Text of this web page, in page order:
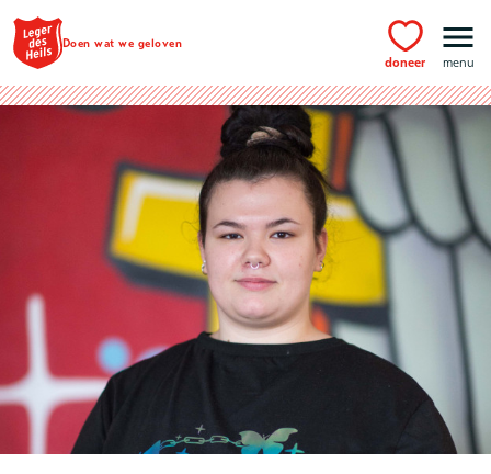
Ga naar hoofdinhoud
Doen wat we geloven
doneer menu